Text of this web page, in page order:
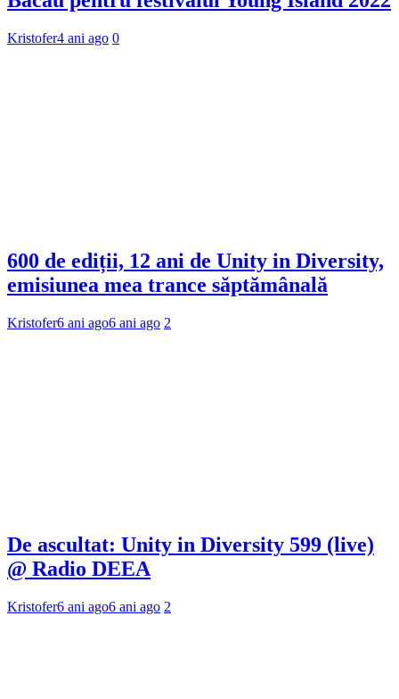
Kristofer4 ani ago 0
600 de ediții, 12 ani de Unity in Diversity,
emisiunea mea trance săptămânală
Kristofer6 ani ago6 ani ago 2
De ascultat: Unity in Diversity 599 (live)
@ Radio DEEA
Kristofer6 ani ago6 ani ago 2